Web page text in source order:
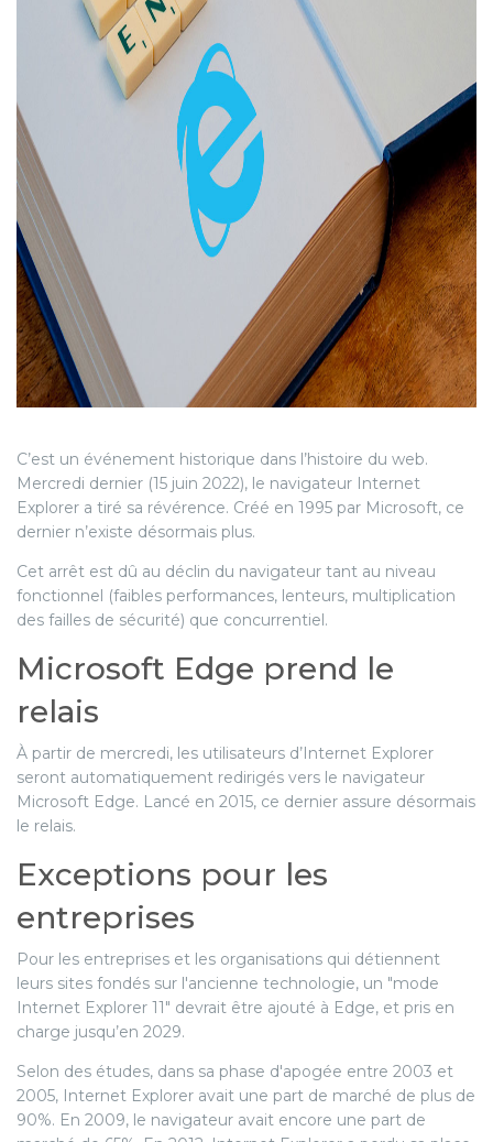
C’est un événement historique dans l’histoire du web.
Mercredi dernier (15 juin 2022), le navigateur Internet
Explorer a tiré sa révérence. Créé en 1995 par Microsoft, ce
dernier n’existe désormais plus.
Cet arrêt est dû au déclin du navigateur tant au niveau
fonctionnel (faibles performances, lenteurs, multiplication
des failles de sécurité) que concurrentiel.
Microsoft Edge prend le
relais
À partir de mercredi, les utilisateurs d’Internet Explorer
seront automatiquement redirigés vers le navigateur
Microsoft Edge. Lancé en 2015, ce dernier assure désormais
le relais.
Exceptions pour les
entreprises
Pour les entreprises et les organisations qui détiennent
leurs sites fondés sur l'ancienne technologie, un "mode
Internet Explorer 11" devrait être ajouté à Edge, et pris en
charge jusqu’en 2029.
Selon des études, dans sa phase d'apogée entre 2003 et
2005, Internet Explorer avait une part de marché de plus de
90%. En 2009, le navigateur avait encore une part de